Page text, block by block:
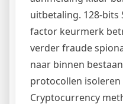
uitbetaling. 128-bits
factor keurmerk
verder fraude
naar binnen
protocollen
Cryptocurrency